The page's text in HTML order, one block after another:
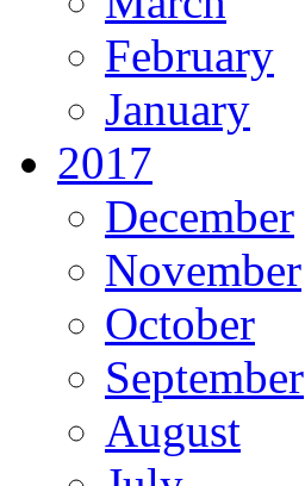
February
January
2017
December
November
October
September
August